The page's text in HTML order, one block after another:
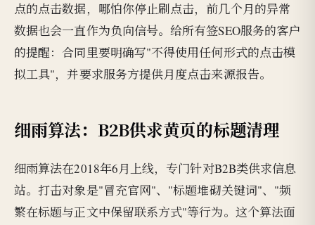
点的点击数据，哪怕你停止刷点击，前几个月的异常
数据也会一直作为负向信号。给所有签SEO服务的客户
的提醒：合同里要明确写"不得使用任何形式的点击模
拟工具"，并要求服务方提供月度点击来源报告。
细雨算法：B2B供求黄页的标题清理
细雨算法在2018年6月上线，专门针对B2B类供求信息
站。打击对象是"冒充官网"、"标题堆砌关键词"、"频
繁在标题与正文中保留联系方式"等行为。这个算法面